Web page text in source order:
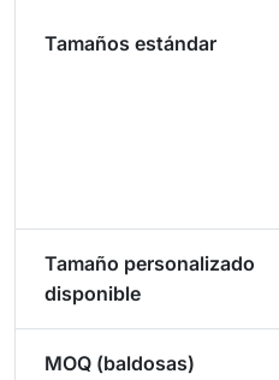
Tamaños estándar
Tamaño personalizado
disponible
MOQ (baldosas)